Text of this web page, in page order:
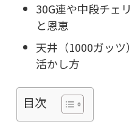
30G連や中段チェ
と恩恵
天井（1000ガッツ
活かし方
目次